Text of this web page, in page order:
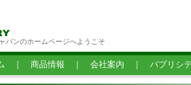
パンのホームページへようこそ
商品情報 会社案内 パプリシ